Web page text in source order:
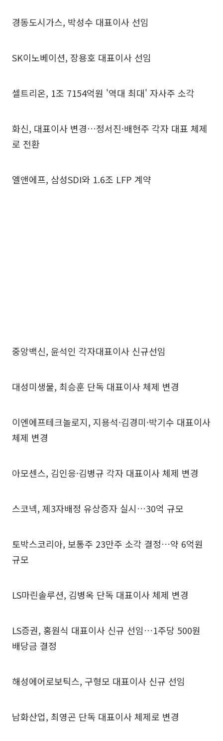
경동도시가스, 박성수 대표이사 선임
SK이노베이션, 장용호 대표이사 선임
셀트리온, 1조 7154억원 '역대 최대' 자사주 소각
화신, 대표이사 변경…정서진·배현주 각자 대표 체제
로 전환
엘앤에프, 삼성SDI와 1.6조 LFP 계약
중앙백신, 윤석인 각자대표이사 신규선임
대성미생물, 최승훈 단독 대표이사 체제 변경
이엔에프테크놀로지, 지용석·김경미·박기수 대표이사
체제 변경
아모센스, 김인응·김병규 각자 대표이사 체제 변경
스코넥, 제3자배정 유상증자 실시…30억 규모
토박스코리아, 보통주 23만주 소각 결정…약 6억원
규모
LS마린솔루션, 김병옥 단독 대표이사 체제 변경
LS증권, 홍원식 대표이사 신규 선임…1주당 500원
배당금 결정
해성에어로보틱스, 구형모 대표이사 신규 선임
남화산업, 최영곤 단독 대표이사 체제로 변경